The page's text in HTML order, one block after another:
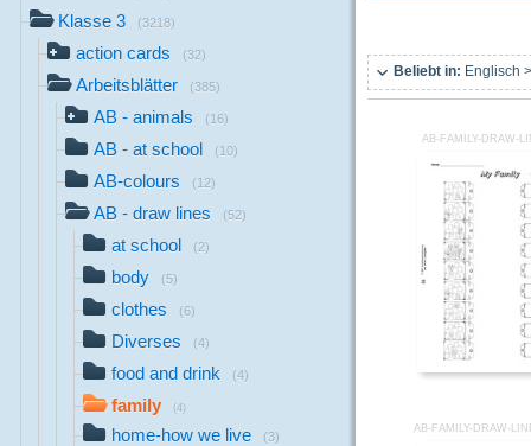
Klasse 3 (3218)
action cards (32)
Arbeitsblätter (385)
AB - animals (16)
AB - at school (10)
AB-colours (12)
AB - draw lines (52)
at school (2)
body (5)
clothes (6)
Diverses (4)
food and drink (4)
family (4)
home-how we live (3)
Beliebt in: Englisch
AB-FAMILY-DRAW-
AB-FAMILY-DRAW-